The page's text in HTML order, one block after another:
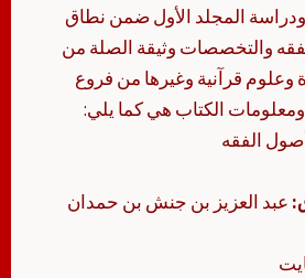
ودراسة المجلد الأول ضمن نطاق
والتخصصات وثيقة الصلة من
وعلوم قرآنية وغيرها من فروع
الكتاب هي كما يلي:
الفقه
عبد العزيز بن جنش بن حمدان